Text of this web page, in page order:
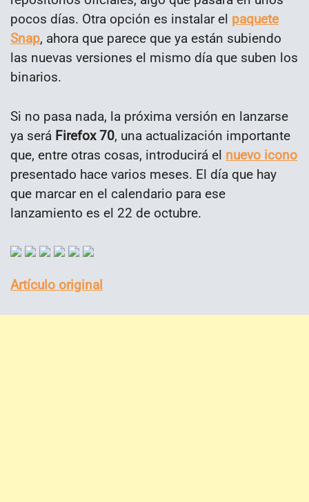
pocos días. Otra opción es instalar el paquete
Snap, ahora que parece que ya están subiendo
las nuevas versiones el mismo día que suben los
binarios.
Si no pasa nada, la próxima versión en lanzarse
ya será Firefox 70, una actualización importante
que, entre otras cosas, introducirá el nuevo icono
presentado hace varios meses. El día que hay
que marcar en el calendario para ese
lanzamiento es el 22 de octubre.
Artículo original